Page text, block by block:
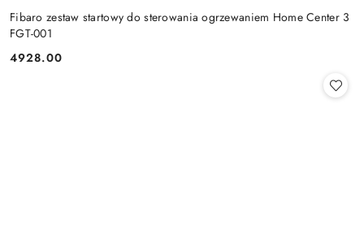
Fibaro zestaw startowy do sterowania ogrzewaniem Home Center 3
FGT-001
Cena:
4928.00